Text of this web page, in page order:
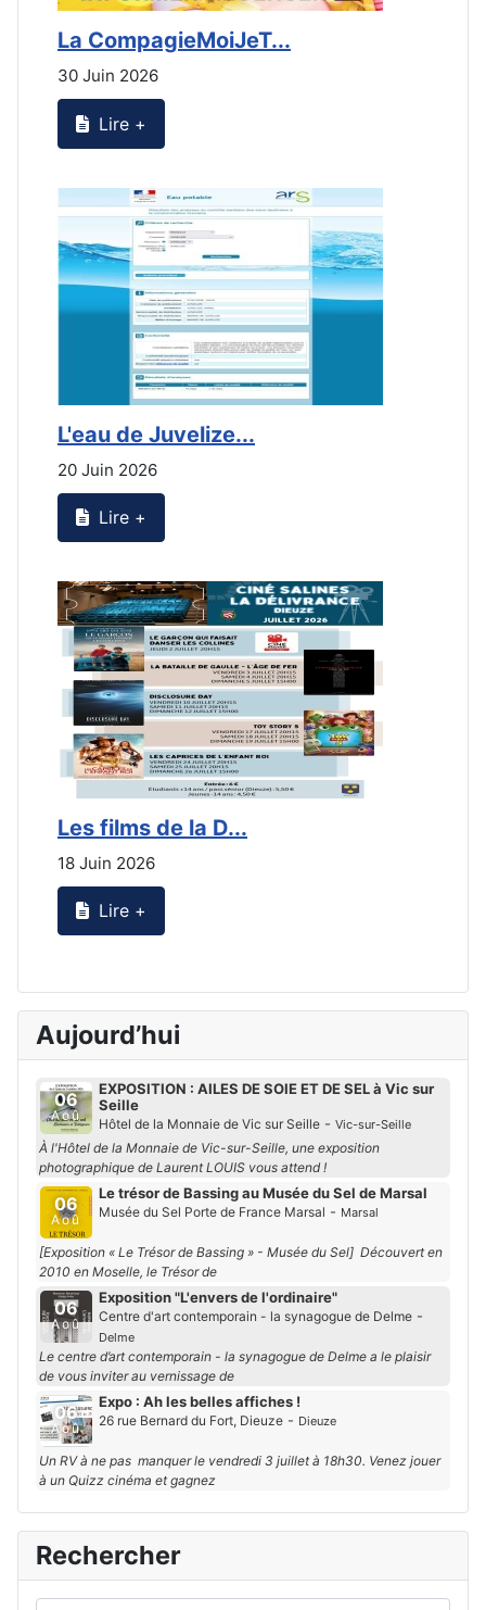
La CompagieMoiJeT...
30 Juin 2026
Lire +
L'eau de Juvelize...
20 Juin 2026
Lire +
Les films de la D...
18 Juin 2026
Lire +
Aujourd’hui
06
Aoû
EXPOSITION : AILES DE SOIE ET DE SEL à Vic sur
Seille
Hôtel de la Monnaie de Vic sur Seille - Vic-sur-Seille
À l'Hôtel de la Monnaie de Vic-sur-Seille, une exposition
photographique de Laurent LOUIS vous attend !
06
Aoû
Le trésor de Bassing au Musée du Sel de Marsal
Musée du Sel Porte de France Marsal - Marsal
[Exposition « Le Trésor de Bassing » - Musée du Sel] Découvert en
2010 en Moselle, le Trésor de
06
Aoû
Exposition "L'envers de l'ordinaire"
Centre d'art contemporain - la synagogue de Delme -
Delme
Le centre d’art contemporain - la synagogue de Delme a le plaisir
de vous inviter au vernissage de
06
Aoû
Expo : Ah les belles affiches !
26 rue Bernard du Fort, Dieuze - Dieuze
Un RV à ne pas manquer le vendredi 3 juillet à 18h30. Venez jouer
à un Quizz cinéma et gagnez
Rechercher